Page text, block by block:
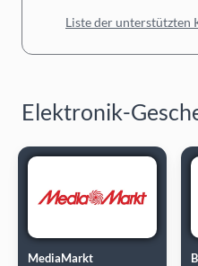
Liste der unterstützten
Elektronik-
MediaMarkt